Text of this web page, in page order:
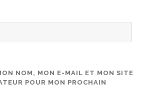
NOM, MON E-MAIL ET MON SITE
POUR MON PROCHAIN